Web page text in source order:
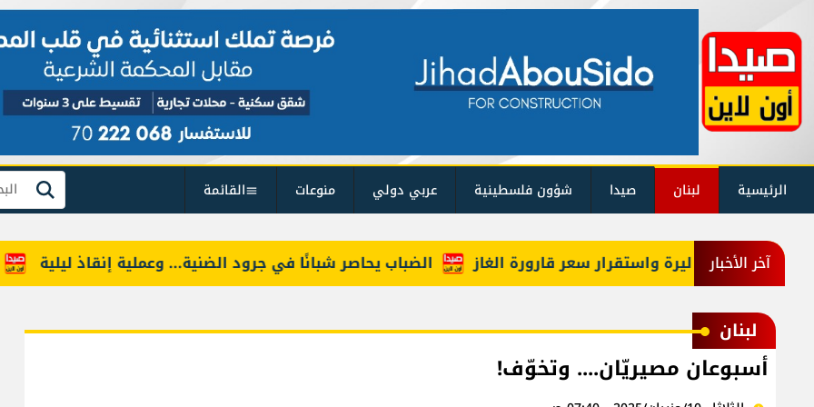
الرئيسية لبنان صيدا شؤون فلسطينية عربي دولي منوعات القائمة بحث
آخر الأخبار الضباب يحاصر شبانًا في جرود الضنية... وعملية إنقاذ ليلية
لبنان
أسبوعان مصيريّان.... وتخوّف!